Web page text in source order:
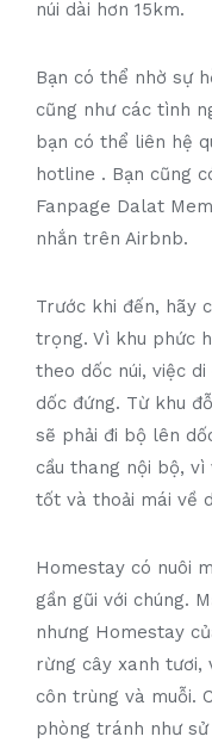
núi dài hơn 15km.
Bạn có thể nhờ sự
cũng như các tình
bạn có thể liên hệ
hotline . Bạn cũng
Fanpage Dalat
nhắn trên Airbnb.
Trước khi đến, hãy
trọng. Vì khu phức
theo dốc núi, việc
dốc đứng. Từ khu
sẽ phải đi bộ lên
cầu thang nội bộ,
tốt và thoải mái về
Homestay có nuôi
gần gũi với chúng.
nhưng Homestay
rừng cây xanh tươi,
côn trùng và muỗi.
phòng tránh như